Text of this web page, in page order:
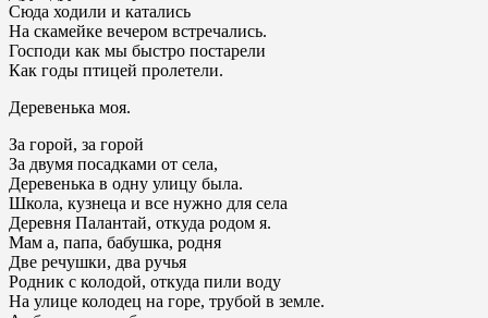
Сюда ходили и катались
На скамейке вечером встречались.
Господи как мы быстро постарели
Как годы птицей пролетели.
Деревенька моя.
За горой, за горой
За двумя посадками от села,
Деревенька в одну улицу была.
Школа, кузнеца и все нужно для села
Деревня Палантай, откуда родом я.
Мам а, папа, бабушка, родня
Две речушки, два ручья
Родник с колодой, откуда пили воду
На улице колодец на горе, трубой в земле.